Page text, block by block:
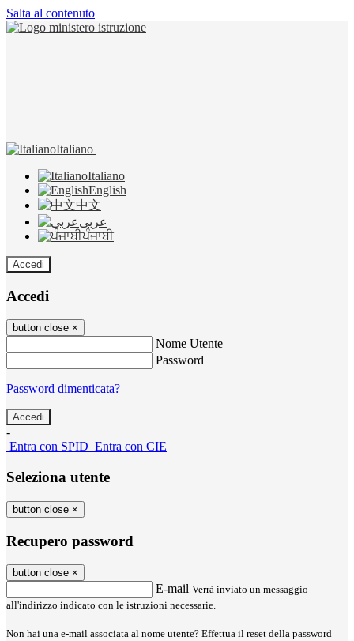
Salta al contenuto
Italiano
Italiano
English
中文
عربى
ਪੰਜਾਬੀ
Accedi
Accedi
button close ×
Nome Utente
Password
Password dimenticata?
-
Entra con SPID Entra con CIE
Seleziona utente
button close ×
Recupero password
button close ×
E-mail Verrà inviato un messaggio
all'indirizzo indicato con le istruzioni necessarie.
Non hai una e-mail associata al nome utente? Effettua il reset della password